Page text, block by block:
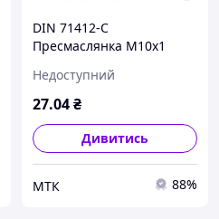
DIN 71412-С
Пресмаслянка М10х1
Недоступний
27.04₴
Дивитись
МТК 88%